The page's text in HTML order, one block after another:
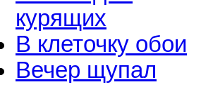
курящих
В клеточку обои
Вечер щупал